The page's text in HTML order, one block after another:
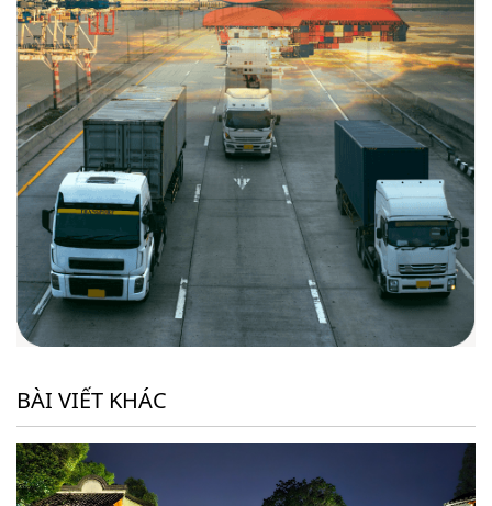
BÀI VIẾT KHÁC